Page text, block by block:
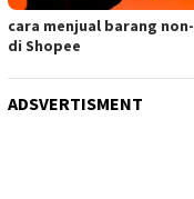
cara menjual barang
di Shopee
ADSVERTISMENT